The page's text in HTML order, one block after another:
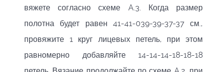
вяжете согласно схеме A.3. Когда размер
полотна будет равен 41-41-039-39-37-37 см.,
провяжите 1 круг лицевых петель, при этом
равномерно добавляйте 14-14-14-18-18-18